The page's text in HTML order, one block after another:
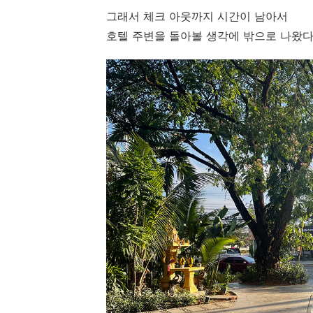
그래서 체크 아웃까지 시간이 남아서
호텔 주변을 돌아볼 생각에 밖으로 나왔다